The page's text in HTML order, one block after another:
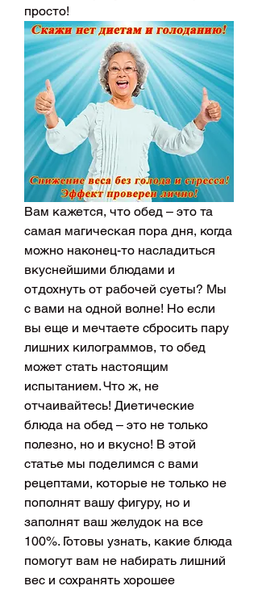
просто!
Вам кажется, что обед – это та
самая магическая пора дня, когда
можно наконец-то насладиться
вкуснейшими блюдами и
отдохнуть от рабочей суеты? Мы
с вами на одной волне! Но если
вы еще и мечтаете сбросить пару
лишних килограммов, то обед
может стать настоящим
испытанием. Что ж, не
отчаивайтесь! Диетические
блюда на обед – это не только
полезно, но и вкусно! В этой
статье мы поделимся с вами
рецептами, которые не только не
пополнят вашу фигуру, но и
заполнят ваш желудок на все
100%. Готовы узнать, какие блюда
помогут вам не набирать лишний
вес и сохранять хорошее